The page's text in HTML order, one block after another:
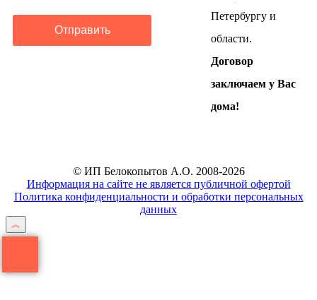
Отправить
Петербургу и
области.
Договор
заключаем у Вас
дома!
© ИП Белокопытов А.О. 2008-2026
Информация на сайте не является публичной офертой
Политика конфиденциальности и обработки персональных
данных